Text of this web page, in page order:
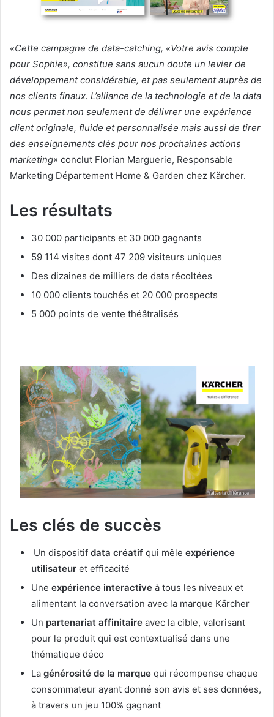
«Cette campagne de data-catching, «Votre avis compte
pour Sophie», constitue sans aucun doute un levier de
développement considérable, et pas seulement auprès de
nos clients finaux. L’alliance de la technologie et de la data
nous permet non seulement de délivrer une expérience
client originale, fluide et personnalisée mais aussi de tirer
des enseignements clés pour nos prochaines actions
marketing» conclut Florian Marguerie, Responsable
Marketing Département Home & Garden chez Kärcher.
Les résultats
30 000 participants et 30 000 gagnants
59 114 visites dont 47 209 visiteurs uniques
Des dizaines de milliers de data récoltées
10 000 clients touchés et 20 000 prospects
5 000 points de vente théâtralisés
Les clés de succès
Un dispositif data créatif qui mêle expérience
utilisateur et efficacité
Une expérience interactive à tous les niveaux et
alimentant la conversation avec la marque Kärcher
Un partenariat affinitaire avec la cible, valorisant
pour le produit qui est contextualisé dans une
thématique déco
La générosité de la marque qui récompense chaque
consommateur ayant donné son avis et ses données,
à travers un jeu 100% gagnant